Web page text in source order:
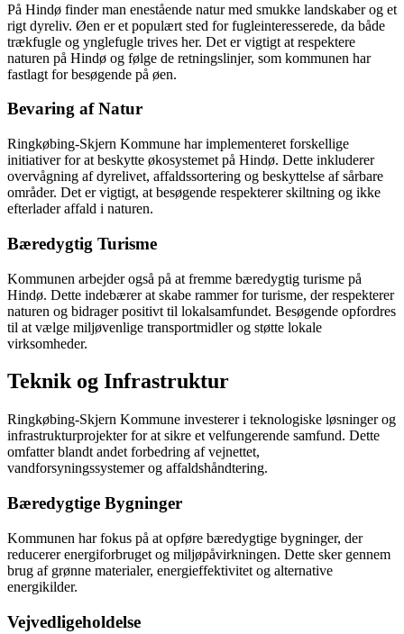
På Hindø finder man enestående natur med smukke landskaber og et
rigt dyreliv. Øen er et populært sted for fugleinteresserede, da både
trækfugle og ynglefugle trives her. Det er vigtigt at respektere
naturen på Hindø og følge de retningslinjer, som kommunen har
fastlagt for besøgende på øen.
Bevaring af Natur
Ringkøbing-Skjern Kommune har implementeret forskellige
initiativer for at beskytte økosystemet på Hindø. Dette inkluderer
overvågning af dyrelivet, affaldssortering og beskyttelse af sårbare
områder. Det er vigtigt, at besøgende respekterer skiltning og ikke
efterlader affald i naturen.
Bæredygtig Turisme
Kommunen arbejder også på at fremme bæredygtig turisme på
Hindø. Dette indebærer at skabe rammer for turisme, der respekterer
naturen og bidrager positivt til lokalsamfundet. Besøgende opfordres
til at vælge miljøvenlige transportmidler og støtte lokale
virksomheder.
Teknik og Infrastruktur
Ringkøbing-Skjern Kommune investerer i teknologiske løsninger og
infrastrukturprojekter for at sikre et velfungerende samfund. Dette
omfatter blandt andet forbedring af vejnettet,
vandforsyningssystemer og affaldshåndtering.
Bæredygtige Bygninger
Kommunen har fokus på at opføre bæredygtige bygninger, der
reducerer energiforbruget og miljøpåvirkningen. Dette sker gennem
brug af grønne materialer, energieffektivitet og alternative
energikilder.
Vejvedligeholdelse